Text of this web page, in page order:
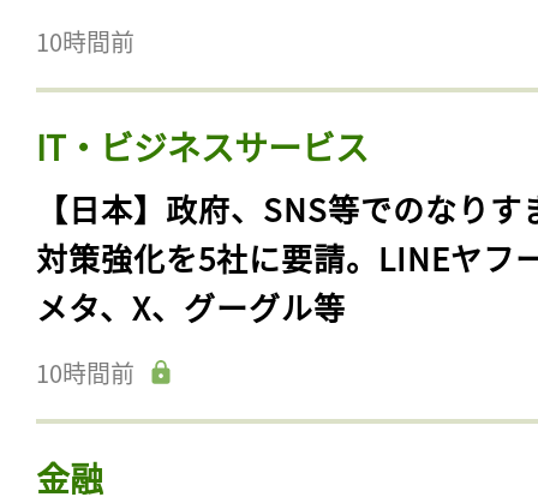
10時間前
IT・ビジネスサービス
【日本】政府、SNS等でのなりす
対策強化を5社に要請。LINEヤフ
メタ、X、グーグル等
10時間前
金融